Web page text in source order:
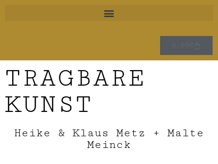
0,00 €
TRAGBARE
KUNST
Heike & Klaus Metz + Malte
Meinck